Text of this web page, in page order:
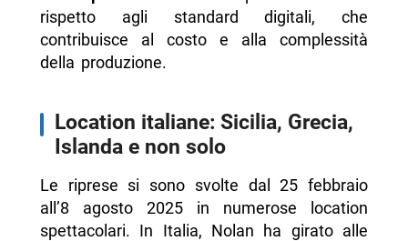
rispetto agli standard digitali, che
contribuisce al costo e alla complessità
della produzione.
Location italiane: Sicilia, Grecia,
Islanda e non solo
Le riprese si sono svolte dal 25 febbraio
all’8 agosto 2025 in numerose location
spettacolari. In Italia, Nolan ha girato alle